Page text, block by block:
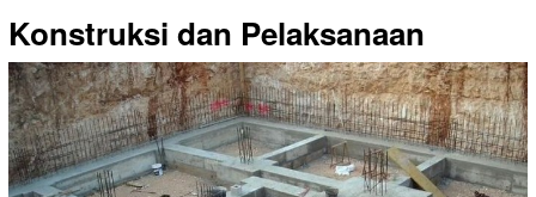
Konstruksi dan Pelaksanaan